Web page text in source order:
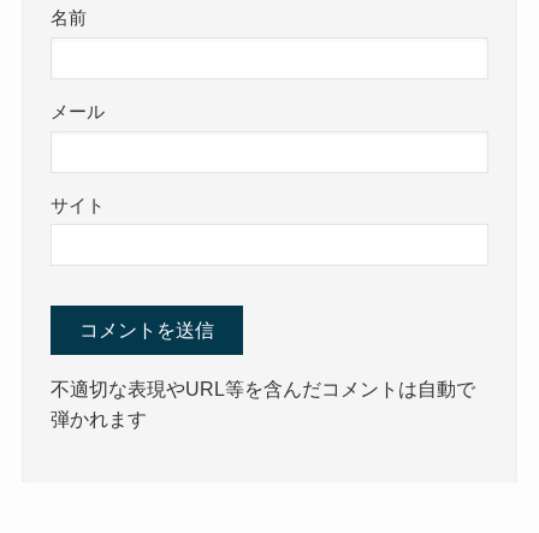
名前
メール
サイト
不適切な表現やURL等を含んだコメントは自動で
弾かれます